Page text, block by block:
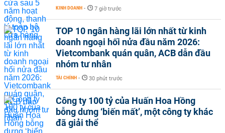
KINH DOANH - 7 giờ trước
TOP 10 ngân hàng lãi lớn nhất từ kinh
doanh ngoại hối nửa đầu năm 2026:
Vietcombank quán quân, ACB dẫn đầu
nhóm tư nhân
TÀI CHÍNH - 30 phút trước
Công ty 100 tỷ của Huấn Hoa Hồng
bỗng dưng ‘biến mất’, một công ty khác
đã giải thể